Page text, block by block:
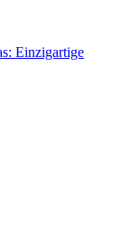
Einzigartige